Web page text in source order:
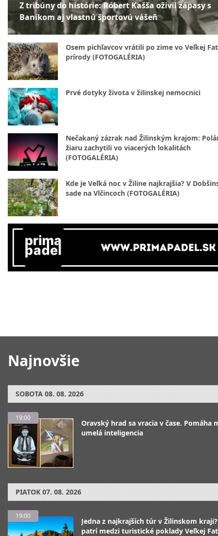
Najnovšie
SOBOTA 08. 08. 2026
19:00
Oravský hrad sa vracia v čase. Pomáha
umelá inteligencia
PIATOK 07. 08. 2026
19:00
Jedna z najkrajších túr v Žilinskom
patrí medzi turistické poklady Veľkej
Z tribúny do histórie: Róbert Kašša oživil zápasy s
Baníkom aj vlastnú športovú vášeň
Osem pichľavcov vrátili po zime vo Veľkej
prírody (FOTOGALÉRIA)
Prvé dotyky života v žilinskej nemocnici
Nečakaný zázrak nad Žilinským krajom:
žiaru zachytili vo viacerých lokalitách
(FOTOGALÉRIA)
Kde je Veľká noc v Žiline najkrajšia? V
sade na Vlčincoch (FOTOGALÉRIA)